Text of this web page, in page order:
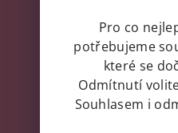
Pro co
potřebujeme
které se
Odmítnutí
Souhlasem i